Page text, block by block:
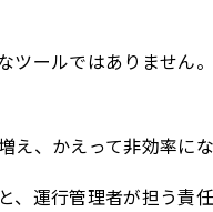
ールではありません
、かえって非効率にな
運行管理者が担う責